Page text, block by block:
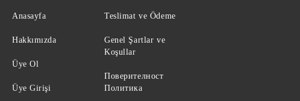
Anasayfa
Hakkımızda
Üye Ol
Üye Girişi
Teslimat ve Ödeme
Genel Şartlar ve
Koşullar
Поверителност
Политика